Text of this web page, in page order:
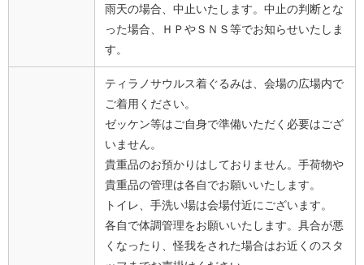
雨天の場合、中止いたします。中止の判断とな
った場合、ＨＰやＳＮＳ等でお知らせいたしま
す。
ティラノサウルス着ぐるみは、会場の広場内で
ご着用ください。
ゼッケン等はご自身で準備いただく必要はござ
いません。
貴重品のお預かりはしておりません。手荷物や
貴重品の管理は各自でお願いいたします。
トイレ、手洗い場は会場付近にございます。
各自で体調管理をお願いいたします。具合が悪
くなったり、怪我をされた場合はお近くのスタ